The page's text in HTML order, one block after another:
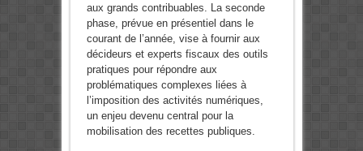
aux grands contribuables. La seconde
phase, prévue en présentiel dans le
courant de l’année, vise à fournir aux
décideurs et experts fiscaux des outils
pratiques pour répondre aux
problématiques complexes liées à
l’imposition des activités numériques,
un enjeu devenu central pour la
mobilisation des recettes publiques.